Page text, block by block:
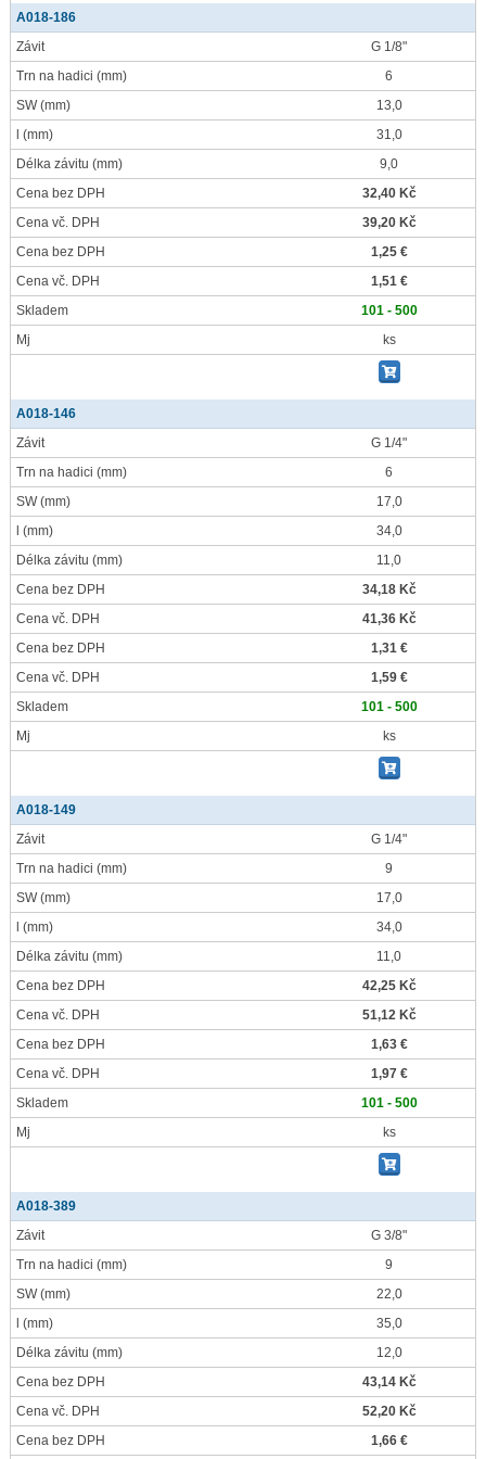
A018-186
Závit
G 1/8"
Trn na hadici (mm)
6
SW(mm)
13,0
(mm)
31,0
Délka závitu (mm)
9,0
Cena bez DPH
32,40 Kč
Cena vč. DPH
39,20 Kč
Cena bez DPH
1,25 €
Cena vč. DPH
1,51 €
Skladem
101 - 500
Mj
ks
A018-146
Závit
G 1/4"
Trn na hadici (mm)
6
SW(mm)
17,0
(mm)
34,0
Délka závitu (mm)
11,0
Cena bez DPH
34,18 Kč
Cena vč. DPH
41,36 Kč
Cena bez DPH
1,31 €
Cena vč. DPH
1,59 €
Skladem
101 - 500
Mj
ks
A018-149
Závit
G 1/4"
Trn na hadici (mm)
9
SW(mm)
17,0
(mm)
34,0
Délka závitu (mm)
11,0
Cena bez DPH
42,25 Kč
Cena vč. DPH
51,12 Kč
Cena bez DPH
1,63 €
Cena vč. DPH
1,97 €
Skladem
101 - 500
Mj
ks
A018-389
Závit
G 3/8"
Trn na hadici (mm)
9
SW(mm)
22,0
(mm)
35,0
Délka závitu (mm)
12,0
Cena bez DPH
43,14 Kč
Cena vč. DPH
52,20 Kč
Cena bez DPH
1,66 €